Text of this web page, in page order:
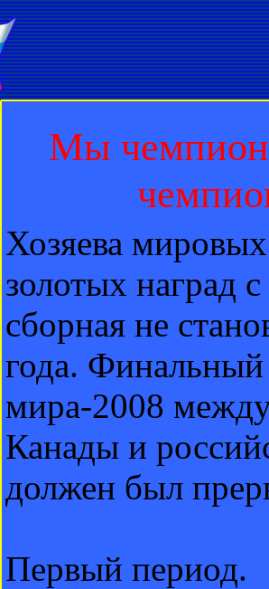
Мы
Хозяева
золотых наград
сборная не
года.
мира-2008
Канады и
должен был
Первый период.